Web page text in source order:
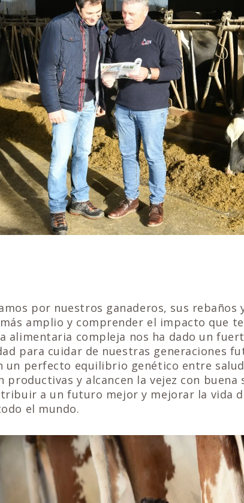
por nuestros ganaderos, sus rebaños
amplio y comprender el impacto que
alimentaria compleja nos ha dado un
para cuidar de nuestras generaciones
un perfecto equilibrio genético entre
productivas y alcancen la vejez con buena
a un futuro mejor y mejorar la vida
el mundo.